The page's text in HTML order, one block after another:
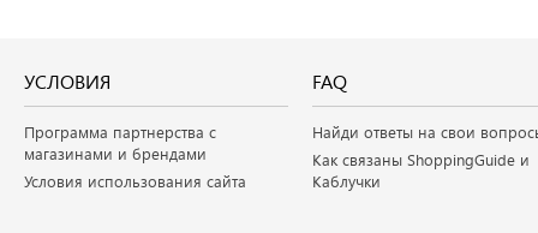
УСЛОВИЯ
Программа партнерства с
магазинами и брендами
Условия использования сайта
FAQ
Найди ответы на свои
Как связаны ShoppingGuide и
Каблучки